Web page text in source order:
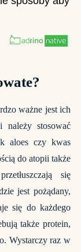
ważne jest ich
należy stosować
aloes czy kwas
do atopii także
się
jest pożądany,
się do każdego
także protein,
Wystarczy raz w